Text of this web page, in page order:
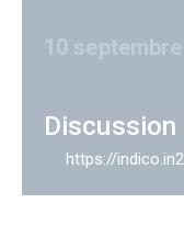
10
Discussion
https://